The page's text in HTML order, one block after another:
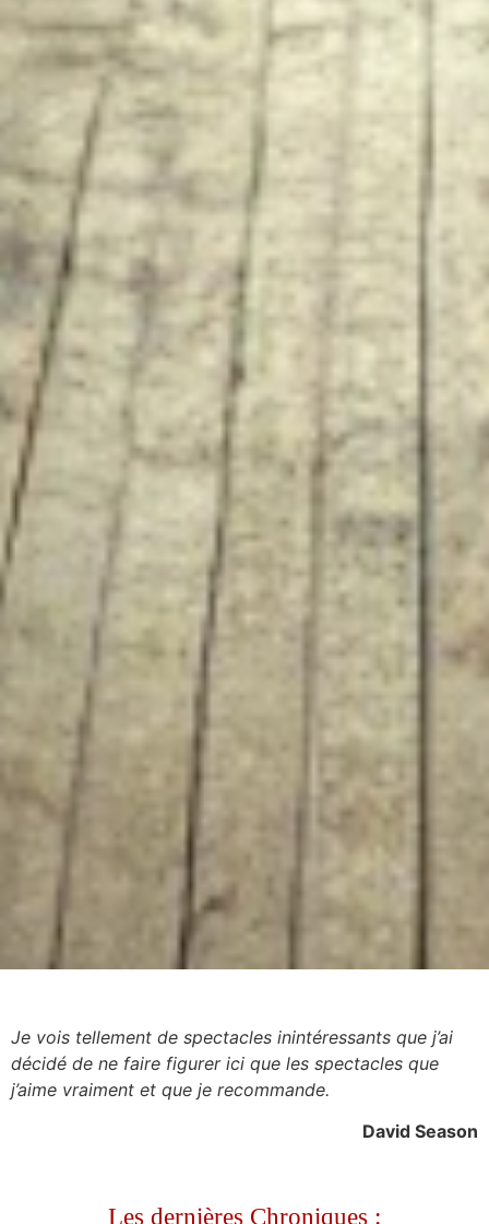
Je vois tellement de spectacles inintéressants que j’ai
décidé de ne faire figurer ici que les spectacles que
j’aime vraiment et que je recommande.
David Season
Les dernières Chroniques :